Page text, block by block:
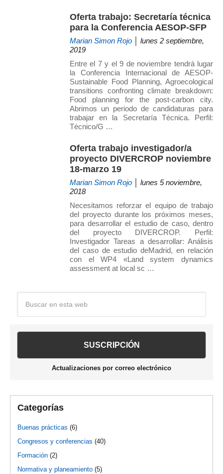
Oferta trabajo: Secretaría técnica
para la Conferencia AESOP-SFP
Marian Simon Rojo │ lunes 2 septiembre,
2019
Entre el 7 y el 9 de noviembre tendrá lugar
la Conferencia Internacional de AESOP-
Sustainable Food Planning, Agroecological
transitions confronting climate breakdown:
Food planning for the post-carbon city.
Abrimos un periodo de candidaturas para
trabajar en la Secretaría Técnica. Perfil:
Técnico/G …
Oferta trabajo investigador/a
proyecto DIVERCROP noviembre
18-marzo 19
Marian Simon Rojo │ lunes 5 noviembre,
2018
Necesitamos reforzar el equipo de trabajo
del proyecto durante los próximos meses,
para desarrollar el estudio de caso, dentro
del proyecto DIVERCROP. Perfil:
Investigador Tareas a desarrollar: Análisis
del caso de estudio deMadrid, en relación
con el WP4 «Land system dynamics
assessment at local sc …
Barra
lateral
principal
Actualizaciones por correo electrónico
Categorías
Buenas prácticas (6)
Congresos y conferencias (40)
Formación (2)
Normativa y planeamiento (5)